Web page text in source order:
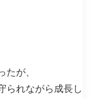
たが、
られながら成長し